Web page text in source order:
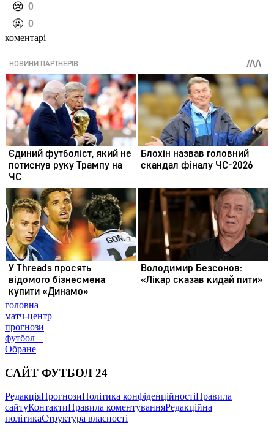
️😢 0
️🤬 0
коментарі
головна
матч-центр
прогнози
футбол +
Обране
САЙТ ФУТБОЛ 24
РедакціяПрогнозиПолітика конфіденційностіПравила
сайтуКонтактиПравила коментуванняРедакційна
політикаСтруктура власності